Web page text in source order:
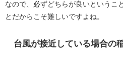
なので、必ずどちらが良いというこ
とだからこそ難しいですよね。
台風が接近している場合の